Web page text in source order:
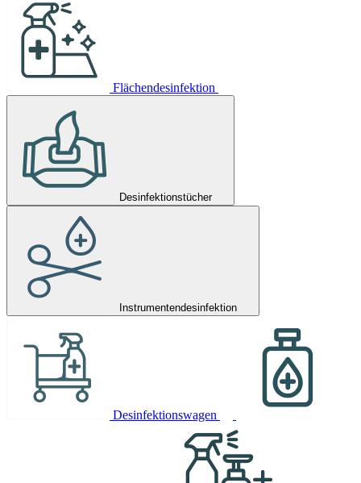
Flächendesinfektion
Desinfektionstücher
Instrumentendesinfektion
Desinfektionswagen